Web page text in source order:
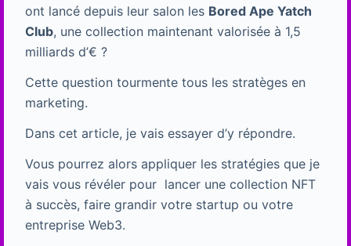
ont lancé depuis leur salon les Bored Ape Yatch
Club, une collection maintenant valorisée à 1,5
milliards d’€ ?
Cette question tourmente tous les stratèges en
marketing.
Dans cet article, je vais essayer d’y répondre.
Vous pourrez alors appliquer les stratégies que je
vais vous révéler pour lancer une collection NFT
à succès, faire grandir votre startup ou votre
entreprise Web3.